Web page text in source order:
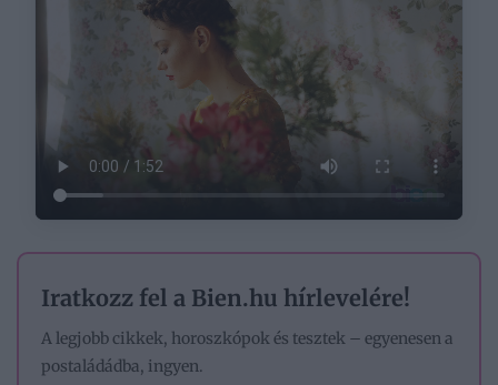
Iratkozz fel a Bien.hu hírlevelére!
A legjobb cikkek, horoszkópok és tesztek – egyenesen a
postaládádba, ingyen.